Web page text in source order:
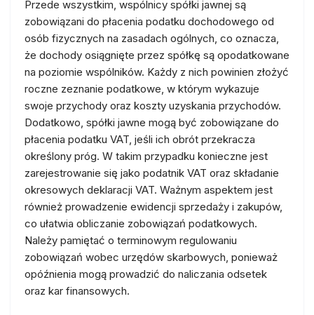
Przede wszystkim, wspólnicy spółki jawnej są
zobowiązani do płacenia podatku dochodowego od
osób fizycznych na zasadach ogólnych, co oznacza,
że dochody osiągnięte przez spółkę są opodatkowane
na poziomie wspólników. Każdy z nich powinien złożyć
roczne zeznanie podatkowe, w którym wykazuje
swoje przychody oraz koszty uzyskania przychodów.
Dodatkowo, spółki jawne mogą być zobowiązane do
płacenia podatku VAT, jeśli ich obrót przekracza
określony próg. W takim przypadku konieczne jest
zarejestrowanie się jako podatnik VAT oraz składanie
okresowych deklaracji VAT. Ważnym aspektem jest
również prowadzenie ewidencji sprzedaży i zakupów,
co ułatwia obliczanie zobowiązań podatkowych.
Należy pamiętać o terminowym regulowaniu
zobowiązań wobec urzędów skarbowych, ponieważ
opóźnienia mogą prowadzić do naliczania odsetek
oraz kar finansowych.